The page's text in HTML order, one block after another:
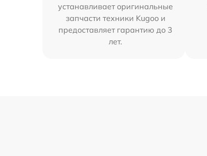
устанавливает оригинальные
запчасти техники Kugoo и
предоставляет гарантию до 3
лет.